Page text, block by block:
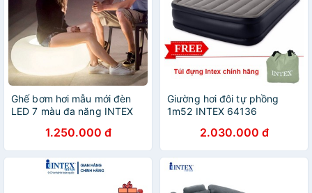
Ghế bơm hơi mẫu mới đèn
LED 7 màu đa năng INTEX
1.250.000 đ
Giường hơi đôi tự phồng
1m52 INTEX 64136
2.030.000 đ